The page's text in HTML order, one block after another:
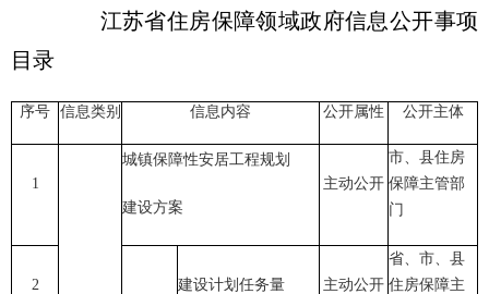
江苏省住房保障领域政府信息公开事项
目录
序号 信息类别 信息内容 公开属性 公开主体
1
城镇保障性安居工程规划
建设方案
主动公开
市、县住房
保障主管部
门
2
建设计划任务量 主动公开
省、市、县
住房保障主